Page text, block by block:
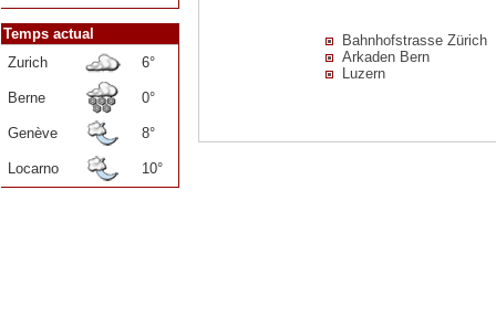
Temps actual
Zurich
6°
Berne 0°
Genève 8°
Locarno 10°
Bahnhofstrasse Zürich
Arkaden Bern
Luzern